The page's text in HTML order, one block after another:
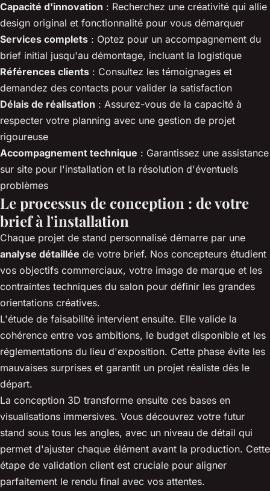
Capacité d'innovation : Recherchez une créativité qui allie
design original et fonctionnalité pour vous démarquer
Services complets : Optez pour un accompagnement du
brief initial jusqu'au démontage, incluant la logistique
Références clients : Consultez les témoignages et
demandez des contacts pour valider la satisfaction
Délais de réalisation : Assurez-vous de la capacité à
respecter votre planning avec une gestion de projet
rigoureuse
Accompagnement technique : Garantissez une assistance
sur site pour l'installation et la résolution d'éventuels
problèmes
Le processus de conception : de votre
brief à l'installation
Chaque projet de stand personnalisé démarre par une
analyse détaillée de votre brief. Nos concepteurs étudient
vos objectifs commerciaux, votre image de marque et les
contraintes techniques du salon pour définir les grandes
orientations créatives.
L'étude de faisabilité intervient ensuite. Elle valide la
cohérence entre vos ambitions, le budget disponible et les
réglementations du lieu d'exposition. Cette phase évite les
mauvaises surprises et garantit un projet réaliste dès le
départ.
La conception 3D transforme ensuite ces bases en
visualisations immersives. Vous découvrez votre futur
stand sous tous les angles, avec un niveau de détail qui
permet d'ajuster chaque élément avant la production. Cette
étape de validation client est cruciale pour aligner
parfaitement le rendu final avec vos attentes.